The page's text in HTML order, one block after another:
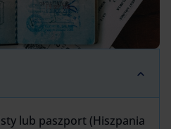
lub paszport (Hiszpania